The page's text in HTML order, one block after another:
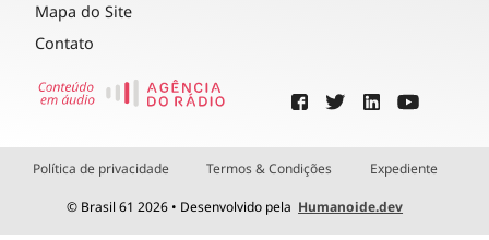
Mapa do Site
Contato
Política de privacidade Termos & Condições Expediente
© Brasil 61 2026 • Desenvolvido pela Humanoide.dev